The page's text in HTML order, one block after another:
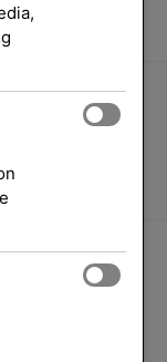
Container